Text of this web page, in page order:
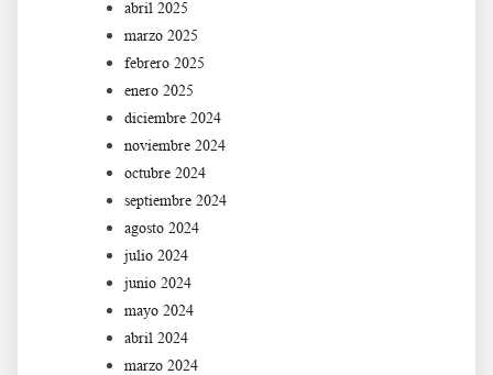
abril 2025
marzo 2025
febrero 2025
enero 2025
diciembre 2024
noviembre 2024
octubre 2024
septiembre 2024
agosto 2024
julio 2024
junio 2024
mayo 2024
abril 2024
marzo 2024